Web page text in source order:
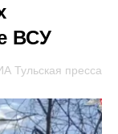
ВСУ
Тульская пресса